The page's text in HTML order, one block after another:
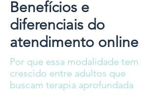
Benefícios e
diferenciais do
atendimento online
Por que essa modalidade tem
crescido entre adultos que
buscam terapia aprofundada